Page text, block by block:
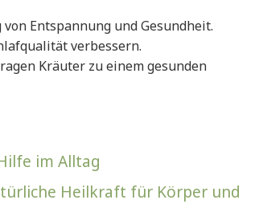
Entspannung und Gesundheit.
verbessern.
Kräuter zu einem gesunden
im Alltag
Heilkraft für Körper und